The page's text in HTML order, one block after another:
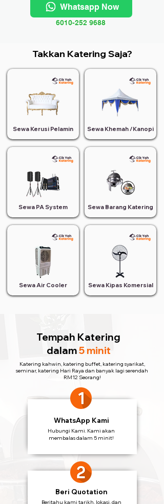
Whatsapp Now
6010-252 9688
Takkan Katering Saja?
Sewa Kerusi Pelamin
Sewa PA System
Sewa Air Cooler
Sewa Khemah /Kanopi
Sewa Barang Katering
Sewa Kipas Komersial
Tempah Katering
dalam5 minit
Katering kahwin, katering buffet, katering syarikat,
seminar, katering Hari Raya dan banyak lagi serendah
RM12 Seorang!
WhatsApp Kami
Hubungi Kami. Kami akan
membalas dalam 5 minit!
Beri Quotation
Beritahu kami tarikh, lokasi, dan